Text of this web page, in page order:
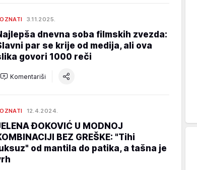
3.11.2025.
dnevna soba filmskih zvezda:
par se krije od medija, ali ova
govori 1000 reči
Komentariši
12.4.2024.
ĐOKOVIĆ U MODNOJ
BEZ GREŠKE: "Tihi
od mantila do patika, a tašna je